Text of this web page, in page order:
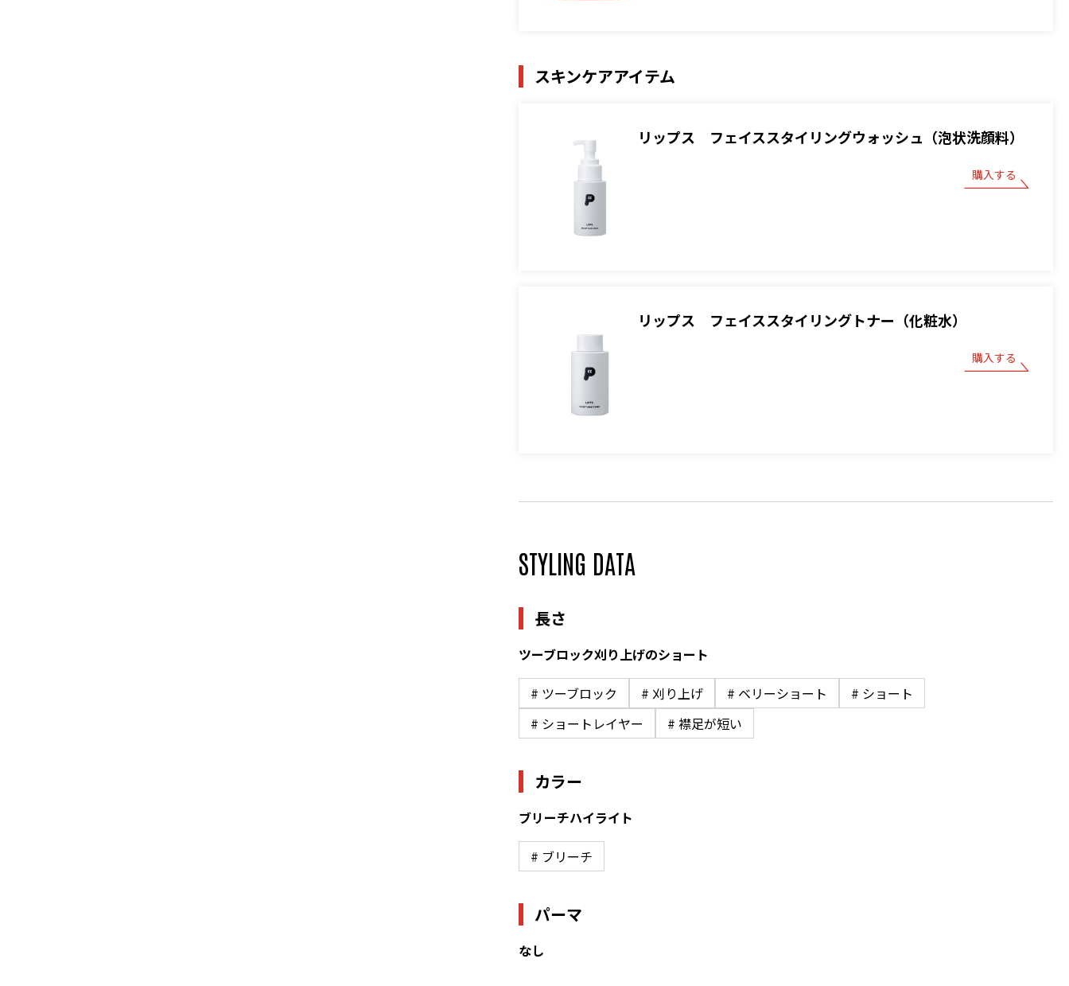
スキンケアアイテム
リップス フェイススタイリングウォッシュ（泡状洗顔料）
購入する
リップス フェイススタイリングトナー（化粧水）
購入する
STYLING DATA
長さ
ツーブロック刈り上げのショート
# ツーブロック # 刈り上げ # ベリーショート
# ショート
# ショートレイヤー
# 襟足が短い
カラー
ブリーチハイライト
# ブリーチ
パーマ
なし